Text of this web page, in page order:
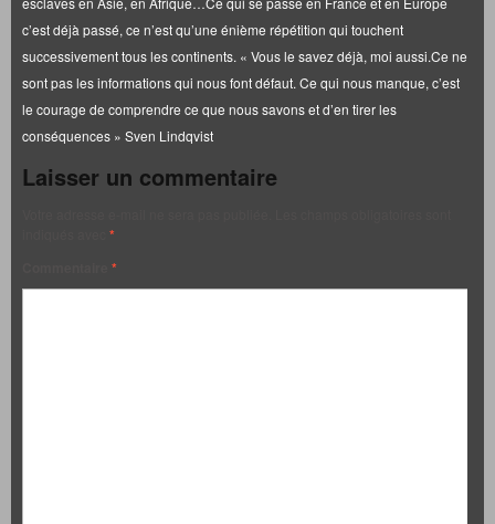
c’est déjà passé, ce n’est qu’une énième répétition qui touchent
successivement tous les continents. « Vous le savez déjà, moi aussi.Ce ne
sont pas les informations qui nous font défaut. Ce qui nous manque, c’est
le courage de comprendre ce que nous savons et d’en tirer les
conséquences » Sven Lindqvist
Laisser un commentaire
*
*